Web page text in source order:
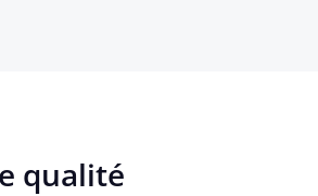
qualité